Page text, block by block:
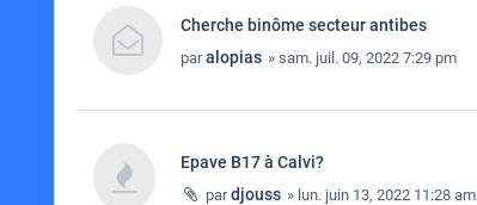
Cherche binôme secteur antibes
paralopias » sam. juil. 09, 2022 7:29 pm
Epave B17 à Calvi?
pardjouss » lun. juin 13, 2022 11:28 am